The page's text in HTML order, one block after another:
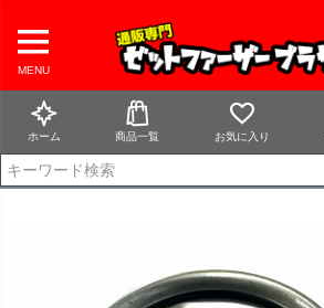
MENU
ホーム 商品一覧 お気に入り